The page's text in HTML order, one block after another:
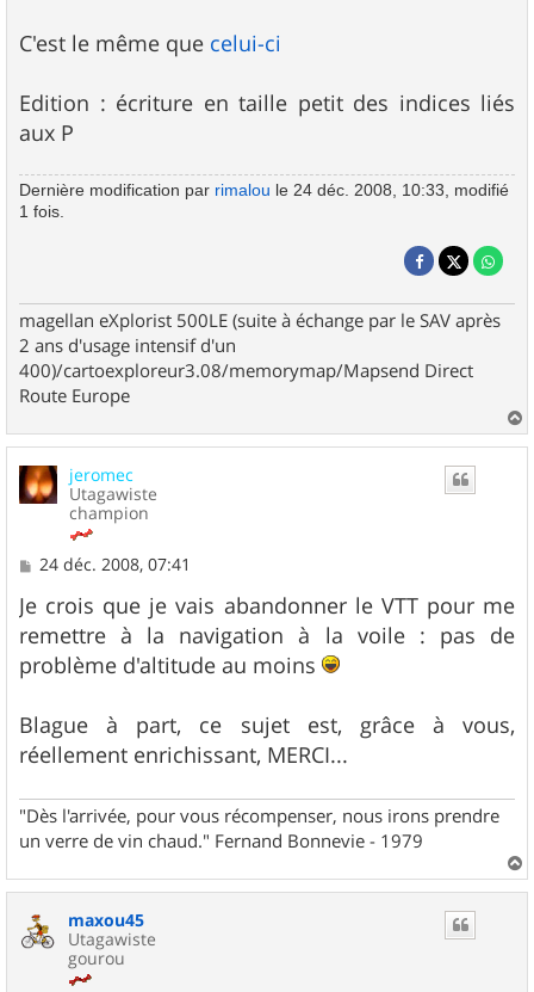
C'est le même que celui-ci
Edition : écriture en taille petit des indices liés
aux P
Dernière modification par rimalou le 24 déc. 2008, 10:33, modifié
1 fois.
magellan eXplorist 500LE (suite à échange par le SAV après
2 ans d'usage intensif d'un
400)/cartoexploreur3.08/memorymap/Mapsend Direct
Route Europe
a
jeromec
Utagawiste
champion
M
s
s
a
g
e
24 déc. 2008, 07:41
Je crois que je vais abandonner le VTT pour me
remettre à la navigation à la voile : pas de
problème d'altitude au moins
Blague à part, ce sujet est, grâce à vous,
réellement enrichissant, MERCI...
"Dès l'arrivée, pour vous récompenser, nous irons prendre
un verre de vin chaud." Fernand Bonnevie - 1979
a
maxou45
Utagawiste
gourou